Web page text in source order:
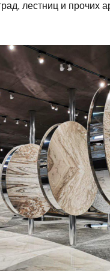
лестниц и прочих